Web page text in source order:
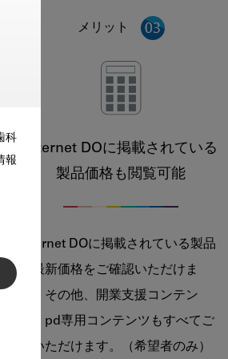
科
報
メリット
Internet DOに掲載されている
製品価格も閲覧可能
Internet DOに掲載されている製品
の最新価格をご確認いただけま
す。その他、開業支援コンテン
ツ、pd専用コンテンツもすべてご
覧いただけます。（希望者のみ）